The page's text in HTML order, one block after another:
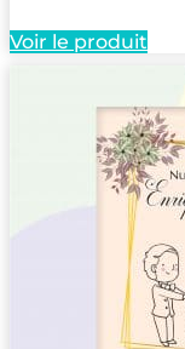
Voir le produit